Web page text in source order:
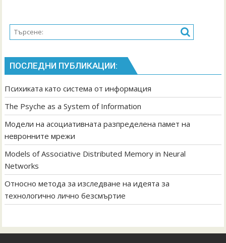
ПОСЛЕДНИ ПУБЛИКАЦИИ:
Психиката като система от информация
The Psyche as a System of Information
Модели на асоциативната разпределена памет на
невронните мрежи
Models of Associative Distributed Memory in Neural
Networks
Относно метода за изследване на идеята за
технологично лично безсмъртие